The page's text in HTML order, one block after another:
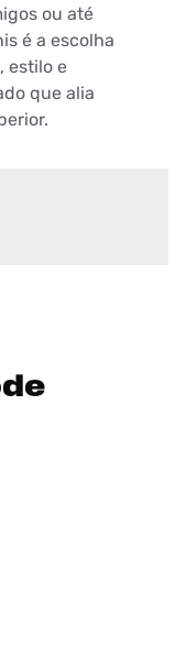
ou até
é a escolha
estilo e
que alia